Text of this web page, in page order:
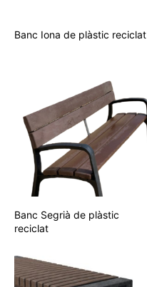
Banc Iona de plàstic reciclat
Banc Segrià de plàstic
reciclat